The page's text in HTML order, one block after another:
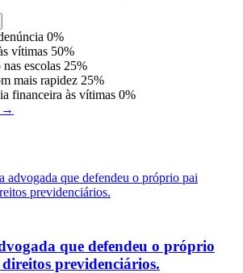
0%
vítimas 50%
escolas 25%
mais rapidez 25%
financeira às vítimas 0%
→
que defendeu o próprio
previdenciários.